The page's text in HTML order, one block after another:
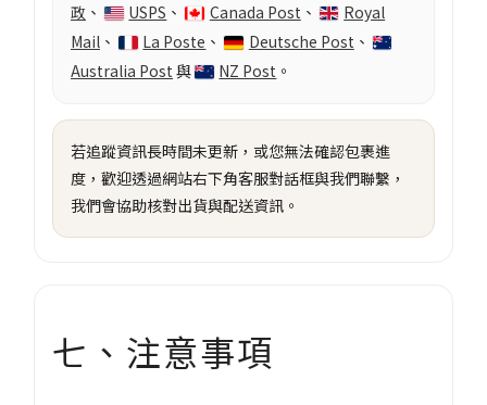
政 、 USPS 、 Canada Post 、
Royal
Mail 、 La Poste 、 Deutsche Post 、
Australia Post 與 NZ Post 。
若追蹤資訊長時間未更新，或您無法確認包裹進
度，歡迎透過網站右下角客服對話框與我們聯繫，
我們會協助核對出貨與配送資訊。
七、注意事項